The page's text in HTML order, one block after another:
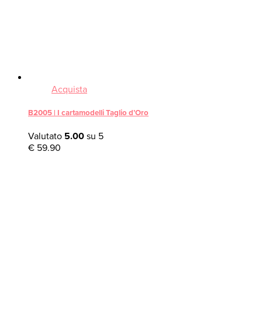
Acquista
B2005 | I cartamodelli Taglio d’Oro
Valutato 5.00 su 5
€ 59.90